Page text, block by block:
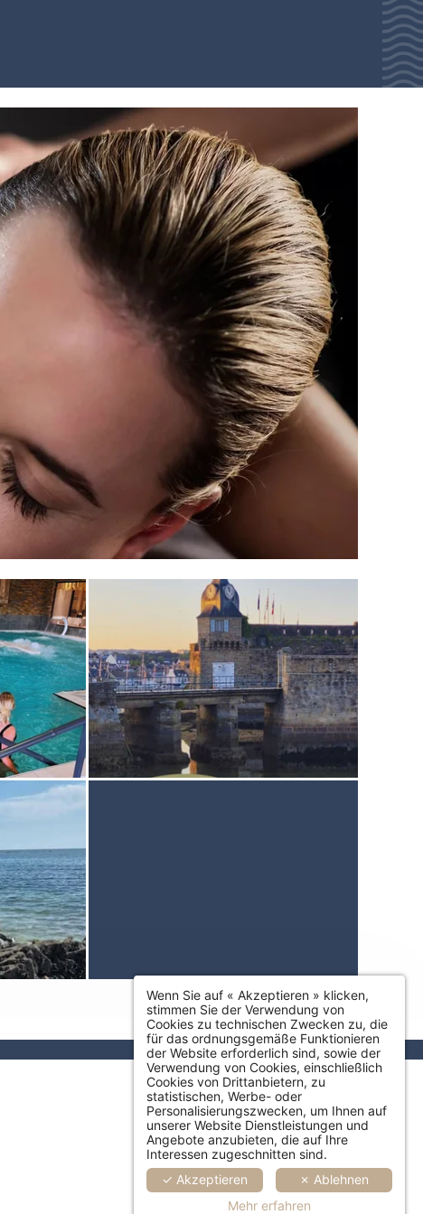
Wenn Sie auf « Akzeptieren » klicken,
stimmen Sie der Verwendung von
Cookies zu technischen Zwecken zu, die
für das ordnungsgemäße Funktionieren
der Website erforderlich sind, sowie der
Verwendung von Cookies, einschließlich
Cookies von Drittanbietern, zu
statistischen, Werbe- oder
Personalisierungszwecken, um Ihnen auf
unserer Website Dienstleistungen und
Angebote anzubieten, die auf Ihre
Interessen zugeschnitten sind.
✓ Akzeptieren
✗ Ablehnen
Mehr erfahren